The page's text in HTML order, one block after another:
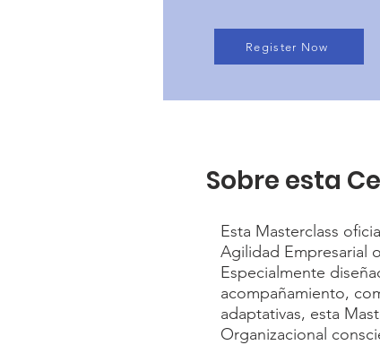
Register Now
Sobre esta
Esta Masterclass
Agilidad Empresarial
Especialmente
acompañamiento,
adaptativas, esta
Organizacional